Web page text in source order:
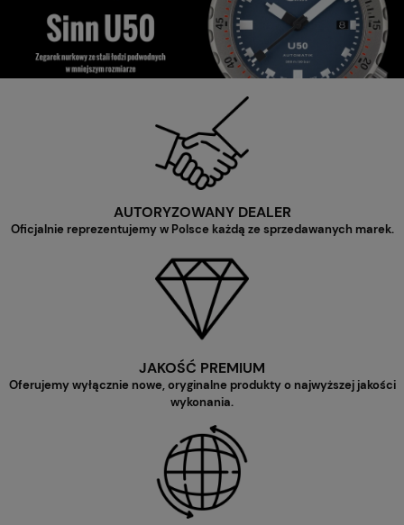
AUTORYZOWANY DEALER
Oficjalnie reprezentujemy w Polsce każdą ze sprzedawanych marek.
JAKOŚĆ PREMIUM
Oferujemy wyłącznie nowe, oryginalne produkty o najwyższej jakości
wykonania.